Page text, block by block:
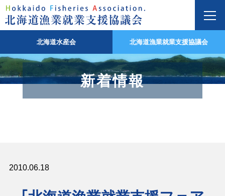
北海道水産会 北海道漁業就業支援協議会
新着情報
2010.06.18